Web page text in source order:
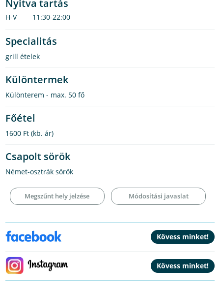
Nyitva tartás
H-V 11:30-22:00
Specialitás
grill ételek
Különtermek
Különterem - max. 50 fő
Főétel
1600 Ft (kb. ár)
Csapolt sörök
Német-osztrák sörök
Megszűnt hely jelzése Módosítási javaslat